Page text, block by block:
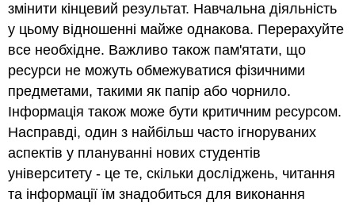
змінити кінцевий результат. Навчальна діяльність
у цьому відношенні майже однакова. Перерахуйте
все необхідне. Важливо також пам'ятати, що
ресурси не можуть обмежуватися фізичними
предметами, такими як папір або чорнило.
Інформація також може бути критичним ресурсом.
Насправді, один з найбільш часто ігноруваних
аспектів у плануванні нових студентів
університету - це те, скільки досліджень, читання
та інформації їм знадобиться для виконання